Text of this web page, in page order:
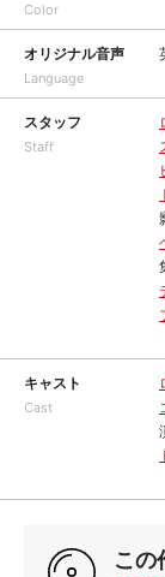
Color
オリジナル音声
Language
スタッフ
Staff
キャスト
Cast
この